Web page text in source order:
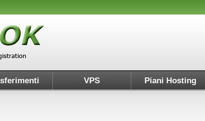
VPS Piani Hosting